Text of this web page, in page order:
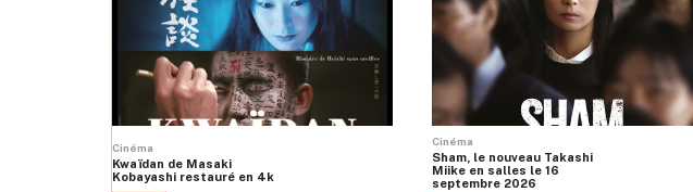
Cinéma
Kwaïdan de Masaki
Kobayashi restauré en 4k
Cinéma
Sham, le nouveau Takashi
Miike en salles le 16
septembre 2026